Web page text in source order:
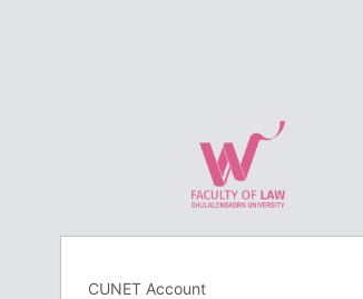
CUNET Account